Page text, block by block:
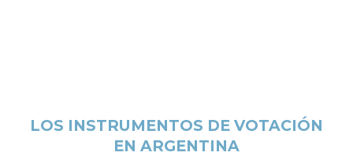
LOS INSTRUMENTOS DE VOTACIÓN
EN ARGENTINA